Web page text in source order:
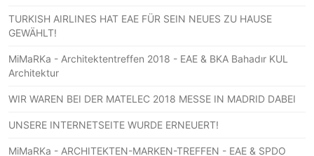
TURKISH AIRLINES HAT EAE FÜR SEIN NEUES ZU HAUSE
GEWÄHLT!
MiMaRKa - Architektentreffen 2018 - EAE & BKA Bahadır KUL
Architektur
WIR WAREN BEI DER MATELEC 2018 MESSE IN MADRID DABEI
UNSERE INTERNETSEITE WURDE ERNEUERT!
MiMaRKa - ARCHITEKTEN-MARKEN-TREFFEN - EAE & SPDO